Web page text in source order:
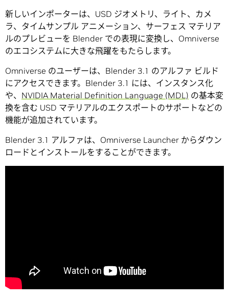
新しいインポーターは、USD ジオメトリ、ライト、カメ
ラ、タイムサンプル アニメーション、サーフェス マテリア
ルのプレビューを Blender での表現に変換し、Omniverse
のエコシステムに大きな飛躍をもたらします。
Omniverse のユーザーは、Blender 3.1 のアルファ ビルド
にアクセスできます。Blender 3.1 には、インスタンス化
や、 NVIDIA Material Definition Language (MDL) の基本変
換を含む USD マテリアルのエクスポートのサポートなどの
機能が追加されています。
Blender 3.1 アルファは、Omniverse Launcher からダウン
ロードとインストールをすることができます。